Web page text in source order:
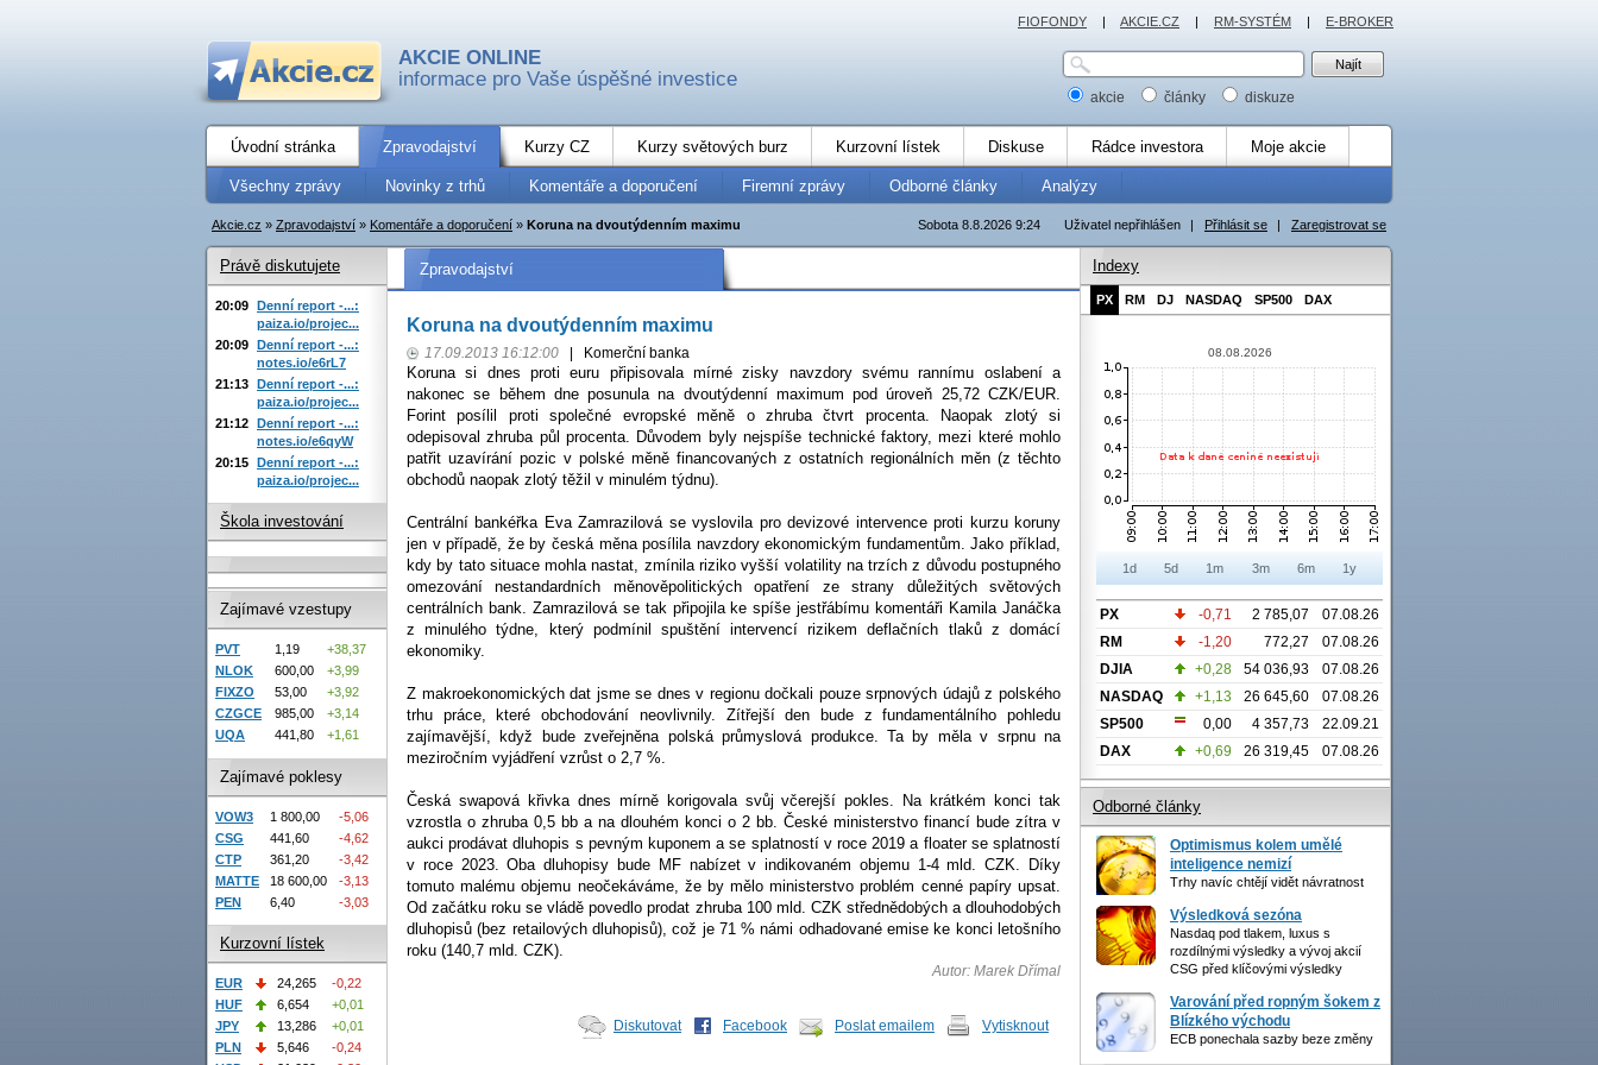
AKCIE ONLINE
informace pro Vaše úspěšné investice
akcie články diskuze
Úvodní stránka Zpravodajství Kurzy CZ Kurzy světových burz Kurzovní lístek Diskuse Rádce investora Moje akcie
Všechny zprávy Novinky z trhů Komentáře a doporučení Firemní zprávy Odborné články Analýzy
Uživatel nepřihlášen | Přihlásit se | Zaregistrovat se
Sobota 8.8.2026 9:24
Akcie.cz » Zpravodajství » Komentáře a doporučení » Koruna na dvoutýdenním maximu
Zpravodajství
Koruna na dvoutýdenním maximu
17.09.2013 16:12:00 Komerční banka
Koruna si dnes proti euru připisovala mírné zisky navzdory svému rannímu oslabení a
nakonec se během dne posunula na dvoutýdenní maximum pod úroveň 25,72 CZK/EUR.
Forint posílil proti společné evropské měně o zhruba čtvrt procenta. Naopak zlotý si
odepisoval zhruba půl procenta. Důvodem byly nejspíše technické faktory, mezi které mohlo
patřit uzavírání pozic v polské měně financovaných z ostatních regionálních měn (z těchto
obchodů naopak zlotý těžil v minulém týdnu).
Centrální bankéřka Eva Zamrazilová se vyslovila pro devizové intervence proti kurzu koruny
jen v případě, že by česká měna posílila navzdory ekonomickým fundamentům. Jako příklad,
kdy by tato situace mohla nastat, zmínila riziko vyšší volatility na trzích z důvodu postupného
omezování nestandardních měnověpolitických opatření ze strany důležitých světových
centrálních bank. Zamrazilová se tak připojila ke spíše jestřábímu komentáři Kamila Janáčka
z minulého týdne, který podmínil spuštění intervencí rizikem deflačních tlaků z domácí
ekonomiky.
Z makroekonomických dat jsme se dnes v regionu dočkali pouze srpnových údajů z polského
trhu práce, které obchodování neovlivnily. Zítřejší den bude z fundamentálního pohledu
zajímavější, když bude zveřejněna polská průmyslová produkce. Ta by měla v srpnu na
meziročním vyjádření vzrůst o 2,7 %.
Česká swapová křivka dnes mírně korigovala svůj včerejší pokles. Na krátkém konci tak
vzrostla o zhruba 0,5 bb a na dlouhém konci o 2 bb. České ministerstvo financí bude zítra v
aukci prodávat dluhopis s pevným kuponem a se splatností v roce 2019 a floater se splatností
v roce 2023. Oba dluhopisy bude MF nabízet v indikovaném objemu 1-4 mld. CZK. Díky
tomuto malému objemu neočekáváme, že by mělo ministerstvo problém cenné papíry upsat.
Od začátku roku se vládě povedlo prodat zhruba 100 mld. CZK střednědobých a dlouhodobých
dluhopisů (bez retailových dluhopisů), což je 71 % námi odhadované emise ke konci letošního
roku (140,7 mld. CZK).
Autor: Marek Dřímal
Diskutovat Facebook Poslat emailem Vytisknout
Právě diskutujete
20:09 Denní report -...:
paiza.io/projec...
20:09 Denní report -...:
notes.io/e6rL7
21:13 Denní report -...:
paiza.io/projec...
21:12 Denní report -...:
notes.io/e6qyW
20:15 Denní report -...:
paiza.io/projec...
Škola investování
Zajímavé vzestupy
PVT 1,19
+38,37
NLOK
600,00
+3,99
FIXZO
53,00
+3,92
CZGCE
985,00
+3,14
UQA
441,80 +1,61
Zajímavé poklesy
VOW3 1 800,00
-5,06
CSG
441,60
-4,62
CTP
361,20
-3,42
MATTE
18 600,00
-3,13
PEN
6,40 -3,03
Kurzovní lístek
EUR 24,265
-0,22
HUF
6,654
+0,01
JPY
13,286
+0,01
PLN
5,646
-0,24
Indexy
PX RM DJ NASDAQ SP500 DAX
08.08.2026
1d 5d 1m 3m 6m 1y
PX -0,71 2 785,07
07.08.26
RM
-1,20 772,27
07.08.26
DJIA
+0,28 54 036,93
07.08.26
NASDAQ
+1,13 26 645,60
07.08.26
SP500
0,00 4 357,73
22.09.21
DAX
+0,69 26 319,45 07.08.26
Odborné články
Optimismus kolem umělé
inteligence nemizí
Trhy navíc chtějí vidět návratnost
Výsledková sezóna
Nasdaq pod tlakem, luxus s
rozdílnými výsledky a vývoj akcií
CSG před klíčovými výsledky
Varování před ropným šokem z
Blízkého východu
ECB ponechala sazby beze změny
FIOFONDY | AKCIE.CZ | RM-SYSTÉM | E-BROKER